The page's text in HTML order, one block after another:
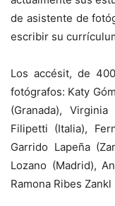
de asistente de
escribir su
Los accésit, de
fotógrafos: Katy
(Granada),
Filipetti (Italia),
Garrido Lapeña
Lozano (Madrid),
Ramona Ribes